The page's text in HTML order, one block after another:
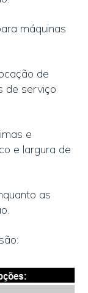
máquinas
de
de serviço
e
e largura de
as